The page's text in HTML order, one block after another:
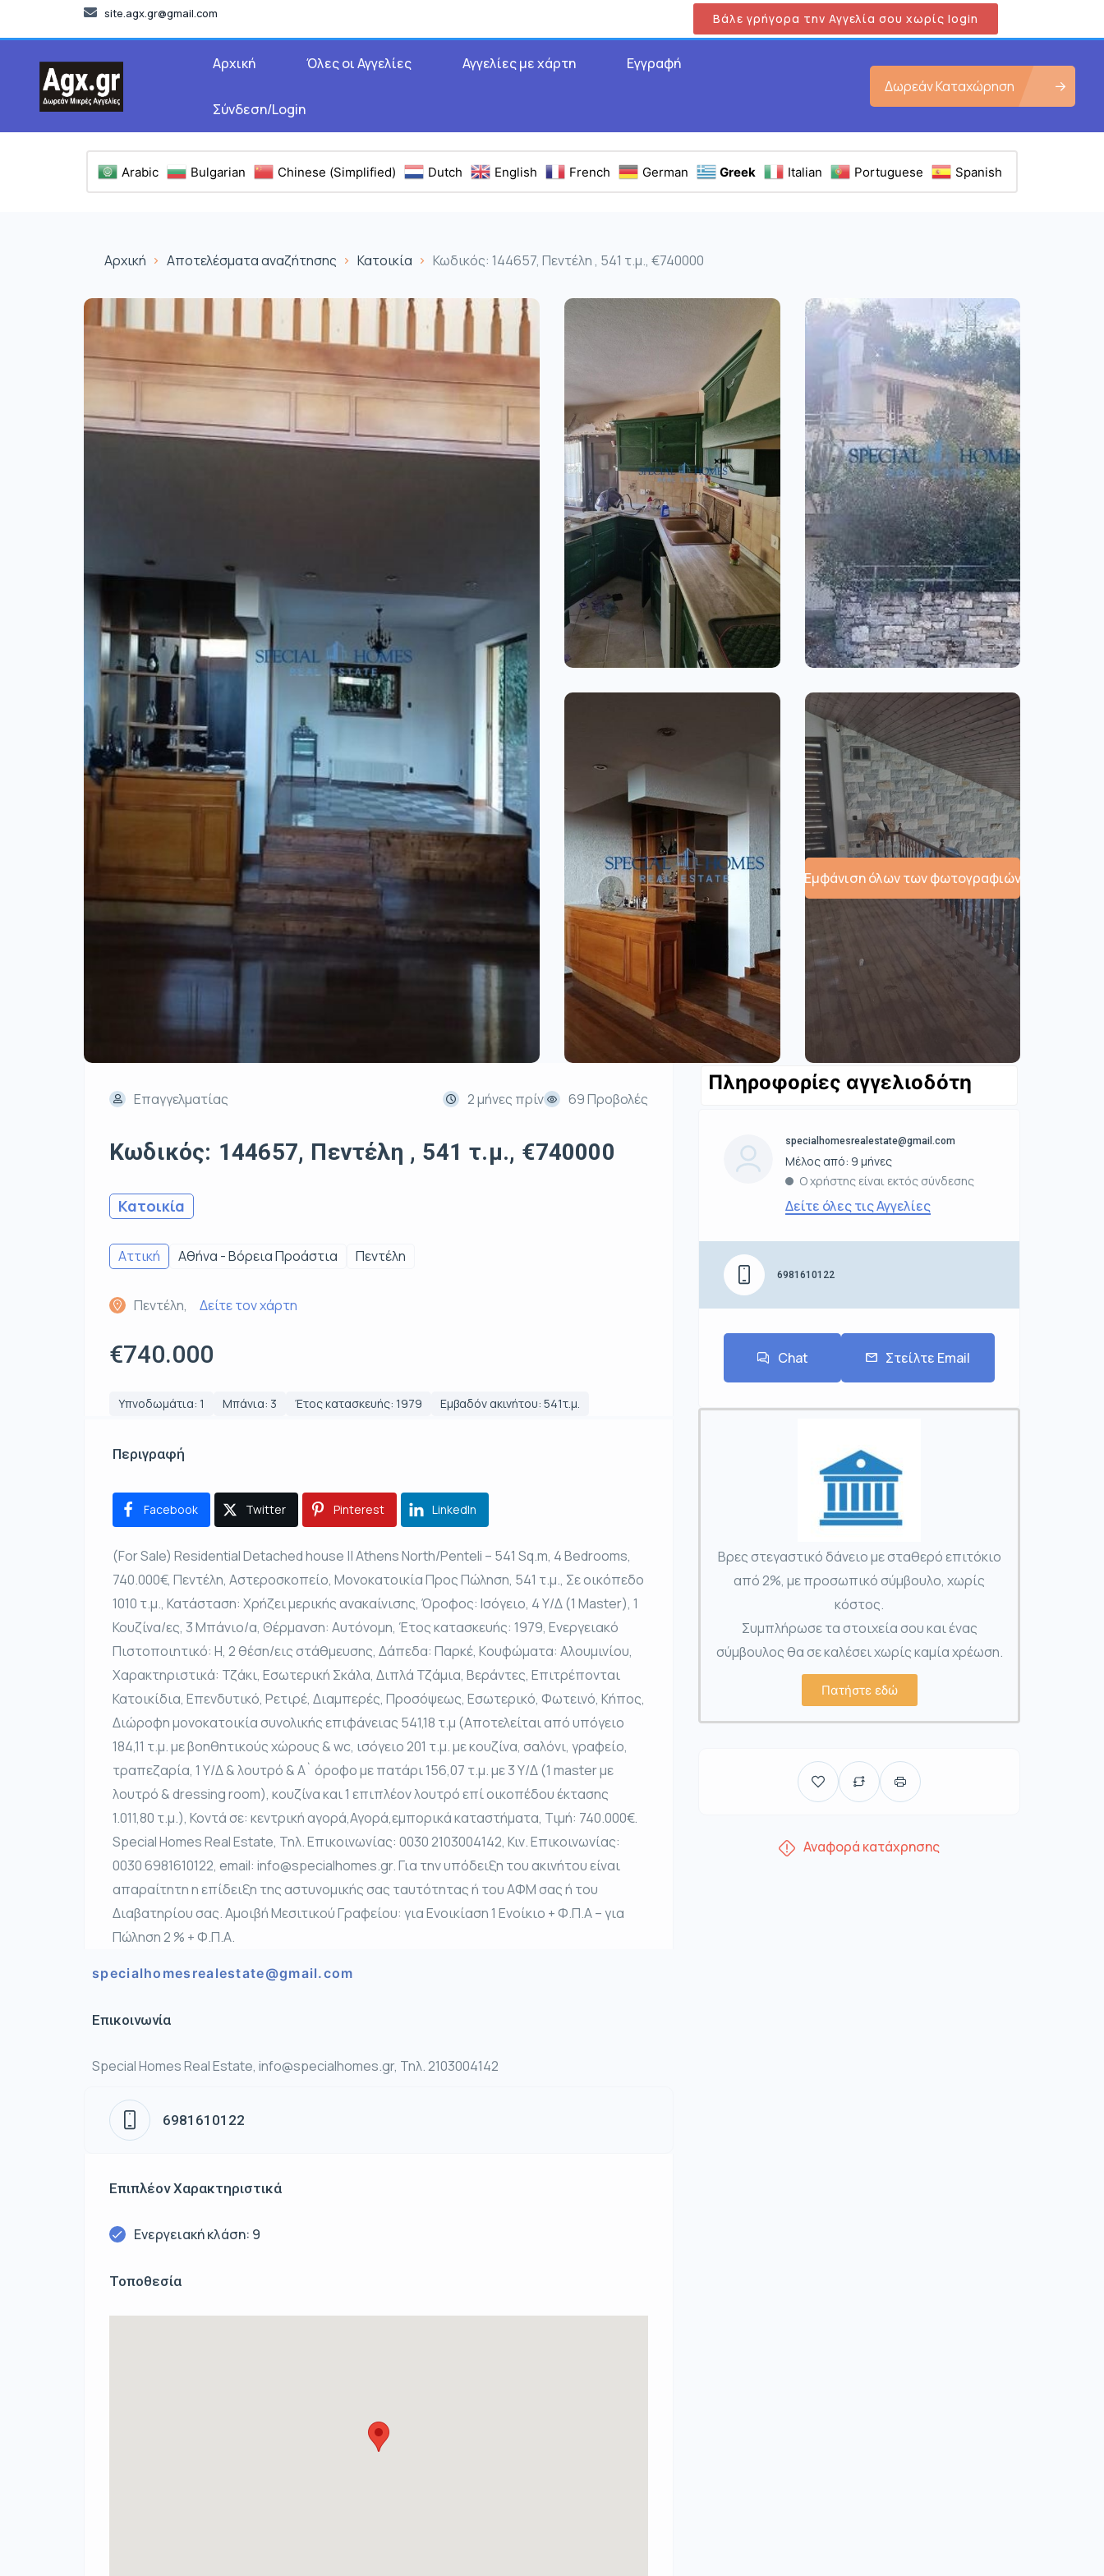
site.agx.gr@gmail.com Βάλε γρήγορα την Αγγελία σου χωρίς login
Αρχική Όλες οι Αγγελίες Αγγελίες με χάρτη Εγγραφή
Σύνδεση/Login
Δωρεάν Καταχώρηση
Arabic Bulgarian Chinese (Simplified) Dutch English French German Greek Italian Portuguese Spanish
Αρχική Αποτελέσματα αναζήτησης Κατοικία Κωδικός: 144657, Πεντέλη , 541 τ.μ., €740000
Εμφάνιση όλων των φωτογραφιών
Επαγγελματίας 2 μήνες πρίν 69 Προβολές
Κωδικός: 144657, Πεντέλη , 541 τ.μ., €740000
Κατοικία
Αττική Αθήνα - Βόρεια Προάστια Πεντέλη
Πεντέλη, Δείτε τον χάρτη
€740.000
Υπνοδωμάτια: 1 Μπάνια: 3 Έτος κατασκευής: 1979 Εμβαδόν ακινήτου: 541τ.μ.
Περιγραφή
Facebook Twitter Pinterest LinkedIn
(For Sale) Residential Detached house || Athens North/Penteli – 541 Sq.m, 4 Bedrooms,
740.000€, Πεντέλη, Αστεροσκοπείο, Μονοκατοικία Προς Πώληση, 541 τ.μ., Σε οικόπεδο
1010 τ.μ., Κατάσταση: Χρήζει μερικής ανακαίνισης, Όροφος: Ισόγειο, 4 Υ/Δ (1 Master), 1
Κουζίνα/ες, 3 Μπάνιο/α, Θέρμανση: Αυτόνομη, Έτος κατασκευής: 1979, Ενεργειακό
Πιστοποιητικό: Η, 2 θέση/εις στάθμευσης, Δάπεδα: Παρκέ, Kουφώματα: Αλουμινίου,
Χαρακτηριστικά: Τζάκι, Εσωτερική Σκάλα, Διπλά Τζάμια, Βεράντες, Επιτρέπονται
Κατοικίδια, Επενδυτικό, Ρετιρέ, Διαμπερές, Προσόψεως, Εσωτερικό, Φωτεινό, Κήπος,
Διώροφη μονοκατοικία συνολικής επιφάνειας 541,18 τ.μ (Αποτελείται από υπόγειο
184,11 τ.μ. με βοηθητικούς χώρους & wc, ισόγειο 201 τ.μ. με κουζίνα, σαλόνι, γραφείο,
τραπεζαρία, 1 Υ/Δ & λουτρό & Α` όροφο με πατάρι 156,07 τ.μ. με 3 Υ/Δ (1 master με
λουτρό & dressing room), κουζίνα και 1 επιπλέον λουτρό επί οικοπέδου έκτασης
1.011,80 τ.μ.), Κοντά σε: κεντρική αγορά,Αγορά,εμπορικά καταστήματα, Τιμή: 740.000€.
Special Homes Real Estate, Τηλ. Επικοινωνίας: 0030 2103004142, Κιν. Επικοινωνίας:
0030 6981610122, email: info@specialhomes.gr. Για την υπόδειξη του ακινήτου είναι
απαραίτητη η επίδειξη της αστυνομικής σας ταυτότητας ή του ΑΦΜ σας ή του
Διαβατηρίου σας. Αμοιβή Μεσιτικού Γραφείου: για Ενοικίαση 1 Ενοίκιο + Φ.Π.Α – για
Πώληση 2 % + Φ.Π.Α.
specialhomesrealestate@gmail.com
Επικοινωνία
Special Homes Real Estate, info@specialhomes.gr, Τηλ. 2103004142
6981610122
Επιπλέον Χαρακτηριστικά
Ενεργειακή κλάση: 9
Τοποθεσία
Πληροφορίες αγγελιοδότη
specialhomesrealestate@gmail.com
Μέλος από: 9 μήνες
Ο χρήστης είναι εκτός σύνδεσης
Δείτε όλες τις Αγγελίες
6981610122
Chat Στείλτε Email
Βρες στεγαστικό δάνειο με σταθερό επιτόκιο
από 2%, με προσωπικό σύμβουλο, χωρίς
κόστος.
Συμπλήρωσε τα στοιχεία σου και ένας
σύμβουλος θα σε καλέσει χωρίς καμία χρέωση.
Πατήστε εδώ
Αναφορά κατάχρησης